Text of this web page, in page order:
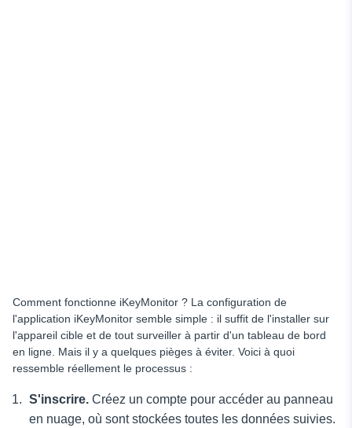
Comment fonctionne iKeyMonitor ? La configuration de
l'application iKeyMonitor semble simple : il suffit de l'installer sur
l'appareil cible et de tout surveiller à partir d'un tableau de bord
en ligne. Mais il y a quelques pièges à éviter. Voici à quoi
ressemble réellement le processus :
S'inscrire. Créez un compte pour accéder au panneau
en nuage, où sont stockées toutes les données suivies.